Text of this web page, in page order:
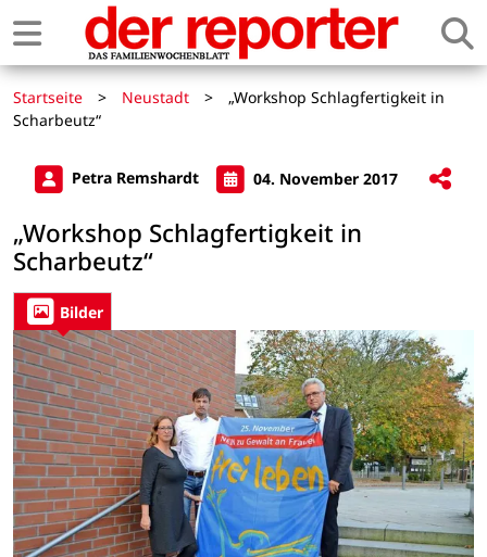
Startseite > Neustadt >
„Workshop Schlagfertigkeit in
Scharbeutz“
Petra Remshardt 04. November 2017
„Workshop Schlagfertigkeit in
Scharbeutz“
Bilder